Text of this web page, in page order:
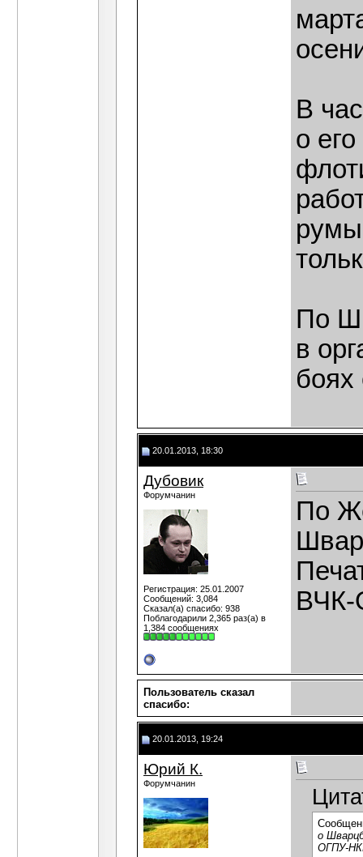
В
о
По
в
боях
20.01.2013, 18:30
Дубовик
Форумчанин
Регистрация: 25.01.2007
Сообщений: 3,084
Сказал(а) спасибо: 938
Поблагодарили 2,365 раз(а) в
1,384 сообщениях
По
ВЧК-
Пользователь сказал
cпасибо:
20.01.2013, 19:24
Юрий К.
Форумчанин
о
ОГПУ-